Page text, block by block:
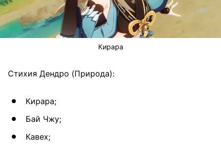
Кирара
Стихия Дендро (Природа):
Кирара;
Бай Чжу;
Кавех;